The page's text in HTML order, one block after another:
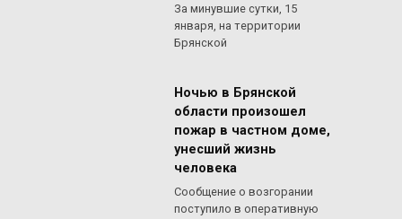
За минувшие сутки, 15
января, на территории
Брянской
Ночью в Брянской
области произошел
пожар в частном доме,
унесший жизнь
человека
Сообщение о возгорании
поступило в оперативную